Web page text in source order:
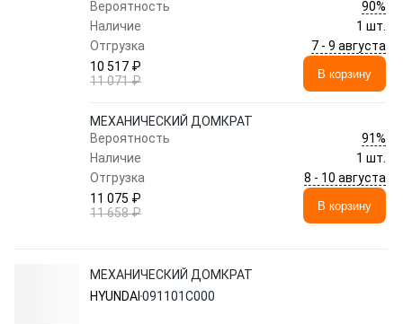
Вероятность
90%
Наличие
1 шт.
Отгрузка
7 - 9 августа
10 517 ₽
11 071 ₽
В корзину
МЕХАНИЧЕСКИЙ ДОМКРАТ
Вероятность
91%
Наличие
1 шт.
Отгрузка
8 - 10 августа
11 075 ₽
11 658 ₽
В корзину
МЕХАНИЧЕСКИЙ ДОМКРАТ
HYUNDAI 091101C000